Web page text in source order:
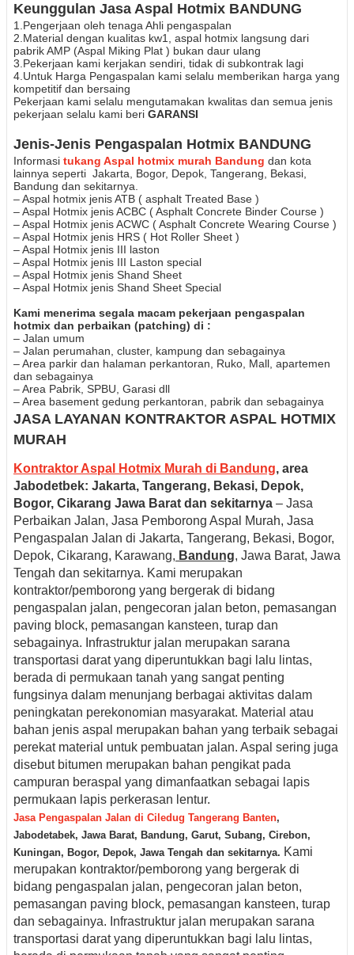
Keunggulan Jasa Aspal Hotmix BANDUNG
1.Pengerjaan oleh tenaga Ahli pengaspalan
2.Material dengan kualitas kw1, aspal hotmix langsung dari
pabrik AMP (Aspal Miking Plat ) bukan daur ulang
3.Pekerjaan kami kerjakan sendiri, tidak di subkontrak lagi
4.Untuk Harga Pengaspalan kami selalu memberikan harga yang
kompetitif dan bersaing
Pekerjaan kami selalu mengutamakan kwalitas dan semua jenis
pekerjaan selalu kami beri GARANSI
Jenis-Jenis Pengaspalan Hotmix BANDUNG
Informasi tukang Aspal hotmix murah Bandung dan kota
lainnya seperti Jakarta, Bogor, Depok, Tangerang, Bekasi,
Bandung dan sekitarnya.
– Aspal hotmix jenis ATB ( asphalt Treated Base )
– Aspal Hotmix jenis ACBC ( Asphalt Concrete Binder Course )
– Aspal Hotmix jenis ACWC ( Asphalt Concrete Wearing Course )
– Aspal Hotmix jenis HRS ( Hot Roller Sheet )
– Aspal Hotmix jenis III laston
– Aspal Hotmix jenis III Laston special
– Aspal Hotmix jenis Shand Sheet
– Aspal Hotmix jenis Shand Sheet Special
Kami menerima segala macam pekerjaan pengaspalan
hotmix dan perbaikan (patching) di :
– Jalan umum
– Jalan perumahan, cluster, kampung dan sebagainya
– Area parkir dan halaman perkantoran, Ruko, Mall, apartemen
dan sebagainya
– Area Pabrik, SPBU, Garasi dll
– Area basement gedung perkantoran, pabrik dan sebagainya
JASA LAYANAN KONTRAKTOR ASPAL HOTMIX
MURAH
Kontraktor Aspal Hotmix Murah di Bandung, area
Jabodetbek: Jakarta, Tangerang, Bekasi, Depok,
Bogor, Cikarang Jawa Barat dan sekitarnya – Jasa
Perbaikan Jalan, Jasa Pemborong Aspal Murah, Jasa
Pengaspalan Jalan di Jakarta, Tangerang, Bekasi, Bogor,
Depok, Cikarang, Karawang, Bandung, Jawa Barat, Jawa
Tengah dan sekitarnya. Kami merupakan
kontraktor/pemborong yang bergerak di bidang
pengaspalan jalan, pengecoran jalan beton, pemasangan
paving block, pemasangan kansteen, turap dan
sebagainya. Infrastruktur jalan merupakan sarana
transportasi darat yang diperuntukkan bagi lalu lintas,
berada di permukaan tanah yang sangat penting
fungsinya dalam menunjang berbagai aktivitas dalam
peningkatan perekonomian masyarakat. Material atau
bahan jenis aspal merupakan bahan yang terbaik sebagai
perekat material untuk pembuatan jalan. Aspal sering juga
disebut bitumen merupakan bahan pengikat pada
campuran beraspal yang dimanfaatkan sebagai lapis
permukaan lapis perkerasan lentur.
Jasa Pengaspalan Jalan di Ciledug Tangerang Banten,
Jabodetabek, Jawa Barat, Bandung, Garut, Subang, Cirebon,
Kuningan, Bogor, Depok, Jawa Tengah dan sekitarnya. Kami
merupakan kontraktor/pemborong yang bergerak di
bidang pengaspalan jalan, pengecoran jalan beton,
pemasangan paving block, pemasangan kansteen, turap
dan sebagainya. Infrastruktur jalan merupakan sarana
transportasi darat yang diperuntukkan bagi lalu lintas,